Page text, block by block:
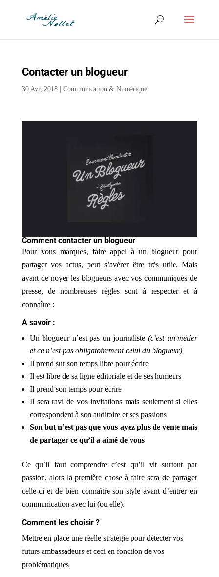
Contacter un blogueur
30 Avr, 2018| Communication & Numérique
Comment contacter un blogueur
Pour vous marques, faire appel à un blogueur pour
partager vos actus, peut s’avérer être très utile. Mais
avant de noyer les blogueurs avec vos communiqués de
presse, de nombreuses règles sont à respecter et à
connaître :
A savoir :
Un blogueur n’est pas un journaliste(c’est un métier
et ce n’est pas obligatoirement celui du blogueur)
Il prend sur son temps libre pour écrire
Il est libre de sa ligne éditoriale et de ses humeurs
Il prend son temps pour écrire
Il sera ravi de vos invitations mais seulement si elles
correspondent à son auditoire et ses passions
Son but n’est pas que vous ayez plus de vente mais
de partager ce qu’il a aimé de vous
Ce qu’il faut comprendre c’est qu’il vit surtout par
passion, alors la première chose à faire sera de partager
celle-ci et de bien connaître son style avant d’entrer en
communication avec lui (ou elle).
Comment les choisir ?
Mettre en place une réelle stratégie pour détecter vos
futurs ambassadeurs et ceci en fonction de vos
problématiques